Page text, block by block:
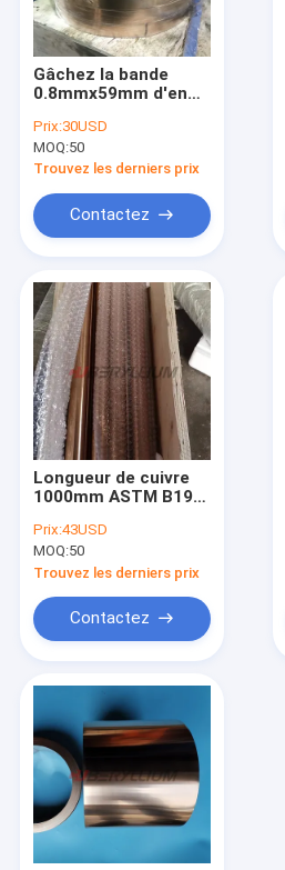
Tube de cuivre de béryllium
Alliage de cuivre de tellurium
Gâchez la bande
0.8mmx59mm d'en
1/2H CuBe2 dans la
bobine
Prix:30USD
MOQ:50
Trouvez les derniers prix
Contactez
Longueur de cuivre
1000mm ASTM B196
(alliage 25) de
béryllium
Prix:43USD
MOQ:50
Trouvez les derniers prix
Contactez